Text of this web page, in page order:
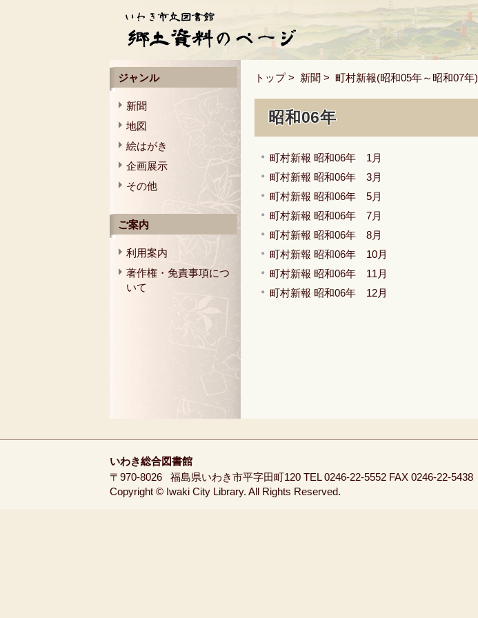
トップ> 新聞 > 町村新報(昭和05年～昭和07年)
昭和06年
町村新報 昭和06年 1月
町村新報 昭和06年 3月
町村新報 昭和06年 5月
町村新報 昭和06年 7月
町村新報 昭和06年 8月
町村新報 昭和06年 10月
町村新報 昭和06年 11月
町村新報 昭和06年 12月
ジャンル
新聞
地図
絵はがき
企画展示
その他
ご案内
利用案内
著作権・免責事項につ
いて
いわき総合図書館
〒970-8026
福島県いわき市平字田町120 TEL 0246-22-5552 FAX 0246-22-5438
Copyright © Iwaki City Library. All Rights Reserved.